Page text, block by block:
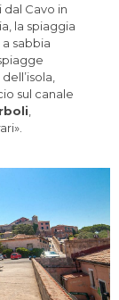
dal Cavo in
la spiaggia
sabbia
sul canale